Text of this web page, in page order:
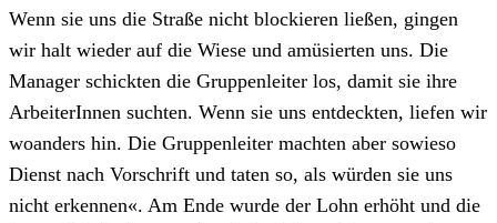
Wenn sie uns die Straße nicht blockieren ließen, gingen
wir halt wieder auf die Wiese und amüsierten uns. Die
Manager schickten die Gruppenleiter los, damit sie ihre
ArbeiterInnen suchten. Wenn sie uns entdeckten, liefen wir
woanders hin. Die Gruppenleiter machten aber sowieso
Dienst nach Vorschrift und taten so, als würden sie uns
nicht erkennen«. Am Ende wurde der Lohn erhöht und die